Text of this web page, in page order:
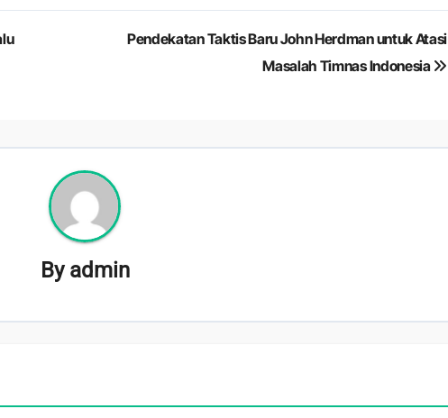
Pendekatan Taktis Baru John Herdman untuk Atasi
Masalah Timnas Indonesia
By admin